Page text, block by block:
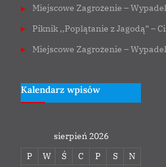
Miejscowe Zagrożenie –
Piknik ,,Poplątanie z Jagodą” –
Miejscowe Zagrożenie –
Kalendarz wpisów
sierpień 2026
P
W Ś C P S
N